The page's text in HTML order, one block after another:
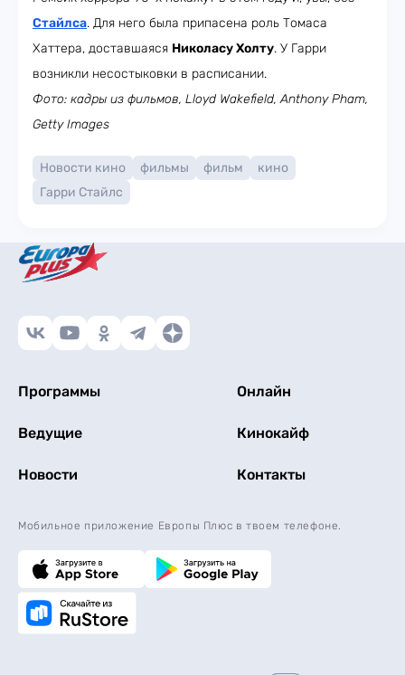
Стайлса. Для него была припасена роль Томаса
Хаттера, доставшаяся Николасу Холту. У Гарри
возникли несостыковки в расписании.
Фото: кадры из фильмов, Lloyd Wakefield, Anthony Pham,
Getty Images
Новости кино фильмы фильм
кино
Гарри Стайлс
Программы Онлайн
Ведущие Кинокайф
Новости Контакты
Мобильное приложение Европы Плюс в твоем телефоне.